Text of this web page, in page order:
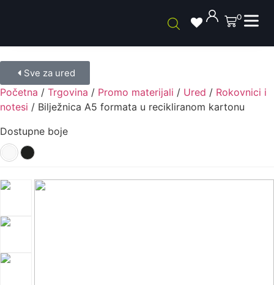
0
Sve za ured
Početna / Trgovina / Promo materijali / Ured / Rokovnici i
notesi / Bilježnica A5 formata u recikliranom kartonu
Dostupne boje